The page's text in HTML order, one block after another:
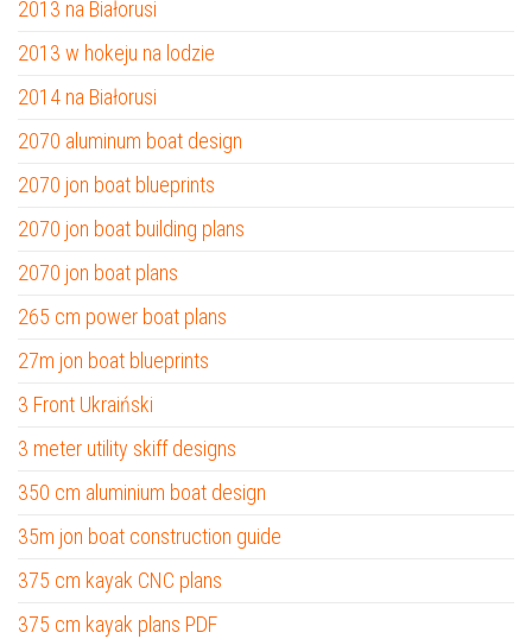
2013 na Białorusi
2013 w hokeju na lodzie
2014 na Białorusi
2070 aluminum boat design
2070 jon boat blueprints
2070 jon boat building plans
2070 jon boat plans
265 cm power boat plans
27m jon boat blueprints
3 Front Ukraiński
3 meter utility skiff designs
350 cm aluminium boat design
35m jon boat construction guide
375 cm kayak CNC plans
375 cm kayak plans PDF